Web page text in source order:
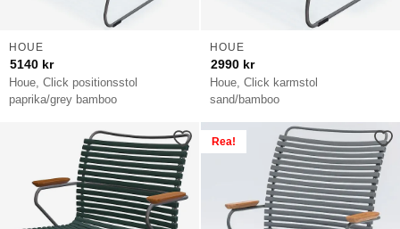
Houe, Click positionsstol
paprika/grey bamboo
HOUE
5140 kr
Houe, Click karmstol
sand/bamboo
HOUE
2990 kr
Rea!